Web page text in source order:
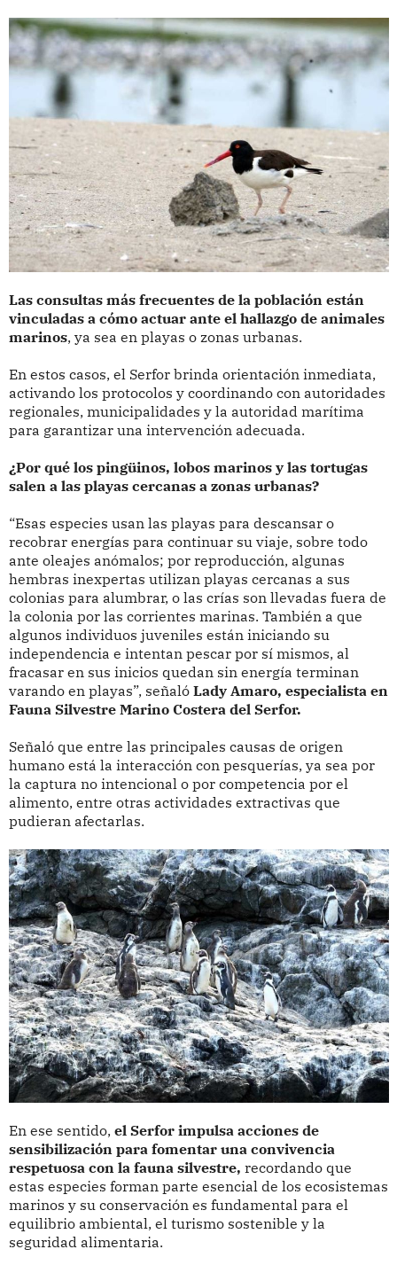
Las consultas más frecuentes de la población están
vinculadas a cómo actuar ante el hallazgo de animales
marinos, ya sea en playas o zonas urbanas.
En estos casos, el Serfor brinda orientación inmediata,
activando los protocolos y coordinando con autoridades
regionales, municipalidades y la autoridad marítima
para garantizar una intervención adecuada.
¿Por qué los pingüinos, lobos marinos y las tortugas
salen a las playas cercanas a zonas urbanas?
“Esas especies usan las playas para descansar o
recobrar energías para continuar su viaje, sobre todo
ante oleajes anómalos; por reproducción, algunas
hembras inexpertas utilizan playas cercanas a sus
colonias para alumbrar, o las crías son llevadas fuera de
la colonia por las corrientes marinas. También a que
algunos individuos juveniles están iniciando su
independencia e intentan pescar por sí mismos, al
fracasar en sus inicios quedan sin energía terminan
varando en playas”, señaló Lady Amaro, especialista en
Fauna Silvestre Marino Costera del Serfor.
Señaló que entre las principales causas de origen
humano está la interacción con pesquerías, ya sea por
la captura no intencional o por competencia por el
alimento, entre otras actividades extractivas que
pudieran afectarlas.
En ese sentido, el Serfor impulsa acciones de
sensibilización para fomentar una convivencia
respetuosa con la fauna silvestre, recordando que
estas especies forman parte esencial de los ecosistemas
marinos y su conservación es fundamental para el
equilibrio ambiental, el turismo sostenible y la
seguridad alimentaria.